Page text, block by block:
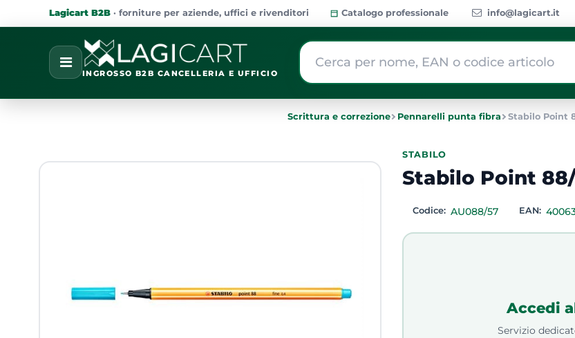
Lagicart B2B · forniture per aziende, uffici e rivenditori Catalogo professionale info@lagicart.it
OpenINGROSSO B2B CANCELLERIA E UFFICIO
La modifica di un filtro aggiorna automaticamente gli
Scrittura e correzione Pennarelli punta fibra Stabilo Point
STABILO
Stabilo Point
Codice: AU088/57 EAN:
Accedi
Servizio